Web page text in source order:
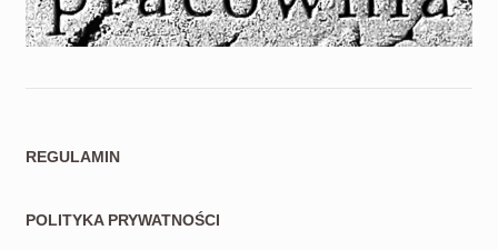
REGULAMIN
POLITYKA PRYWATNOŚCI